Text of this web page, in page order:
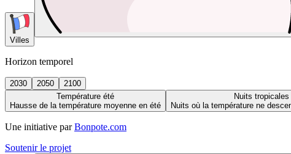
Villes
Horizon temporel
2030 2050
2100
Température été
Hausse de la température moyenne en été
Nuits tropicales
Nuits où la température ne
Une initiative par Bonpote.com
Soutenir le projet